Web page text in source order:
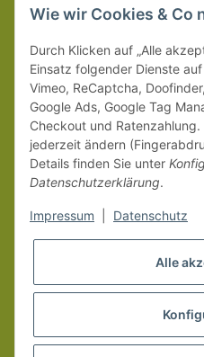
versandkostenfrei.
Weitere Versanddetails
und Zahlungsbedingungen.
Vertrag
Wie wir Cookies & Co
Durch Klicken auf „Alle
Einsatz folgender Dienste
Vimeo, ReCaptcha,
Google Ads, Google Tag
Checkout und
jederzeit ändern
Details finden Sie unter
Datenschutzerklärung.
Impressum Datenschutz
Alle